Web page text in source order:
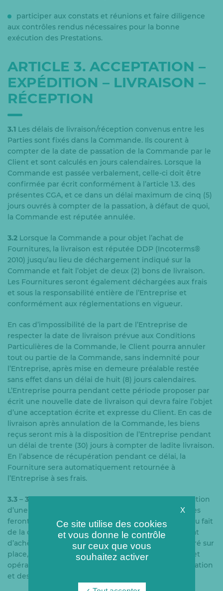
participer aux constats et réunions et faire diligence
aux contrôles rendus nécessaires pour la bonne
exécution des Prestations.
ARTICLE 3. ACCEPTATION –
EXPÉDITION – LIVRAISON –
RÉCEPTION
3.1 Les délais de livraison/réception convenus entre les
Parties sont fixés dans la Commande. Ils courent à
compter de la date de passation de la Commande par le
Client et sont calculés en jours calendaires. Lorsque la
Commande est passée verbalement, celle-ci doit être
confirmée par écrit conformément à l’article 1.3. des
présentes CGA, et ce dans un délai maximum de cinq (5)
jours ouvrés à compter de la passation, à défaut de quoi,
la Commande est réputée annulée.
3.2 Lorsque la Commande a pour objet l’achat de
Fournitures, la livraison est réputée DDP (Incoterms®
2010) jusqu’au lieu de déchargement indiqué sur la
Commande et fait l’objet de deux (2) bons de livraison.
Les Fournitures seront également déchargées aux frais
et sous la responsabilité entière de l’Entreprise et
conformément aux réglementations en vigueur.
En cas d’impossibilité de la part de l’Entreprise de
respecter la date de livraison prévue aux Conditions
Particulières de la Commande, le Client pourra annuler
tout ou partie de la Commande, sans indemnité pour
l’Entreprise, après mise en demeure préalable restée
sans effet dans un délai de huit (8) jours calendaires.
L’Entreprise pourra pendant cette période proposer par
écrit une nouvelle date de livraison qui devra faire l’objet
d’une acceptation écrite et expresse du Client. En cas de
livraison après annulation de la Commande, les biens
reçus seront mis à la disposition de l’Entreprise pendant
un délai de trente (30) jours à compter de ladite livraison.
En l’absence de récupération pendant ce délai, la
Fourniture sera automatiquement retournée à
l’Entreprise à ses frais.
3.3 – 3.3.1Lorsque la Commande a pour objet l’exécution
d’une Prestation de Travaux, les Prestations précisées
feront tout d’abord, si le Client l’estime nécessaire du fait
de la complexité de la prestation, l’objet d’un constat
d’achèvement des travaux lorsque l’ouvrage sera livré sur
place, mis à son emplacement, monté, fonctionnel et
opérationnel, et ce, dans le respect de la réglementation
et des règles de sécurité en vigueur.
X
Ce site utilise des cookies
et vous donne le contrôle
sur ceux que vous
souhaitez activer